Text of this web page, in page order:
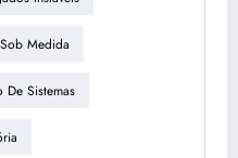
Medida
De Sistemas